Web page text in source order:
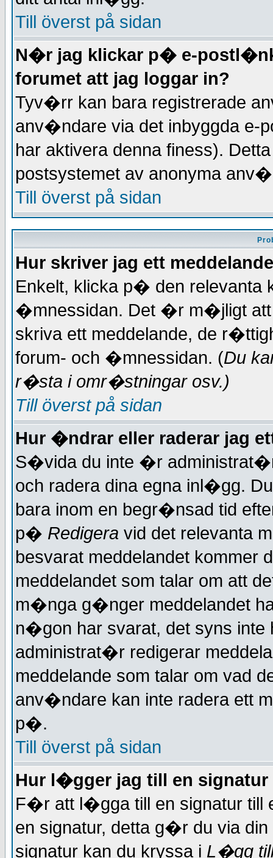
Till överst på sidan
N�r jag klickar p� e-
forumet att jag loggar in?
Tyv�rr kan bara registrerade
anv�ndare via det inbyggda e-
har aktivera denna finess).
postsystemet av anonyma
Till överst på sidan
Hur skriver jag ett
Enkelt, klicka p� den relevanta
�mnessidan. Det �r m�jligt att
skriva ett meddelande, de
forum- och �mnessidan. (Du
r�sta i omr�stningarosv.)
Till överst på sidan
Hur �ndrar eller raderar jag
S�vida du inte �r
och radera dina egna inl�gg.
bara inom en begr�nsad tid
p� Redigera vid det relevanta
besvarat meddelandet kommer
meddelandet som talar om att
m�nga g�nger meddelandet
n�gon har svarat, det syns inte
administrat�r redigerar
meddelande som talar om vad
anv�ndare kan inte radera ett
p�.
Till överst på sidan
Hur l�gger jag till en
F�r att l�gga till en signatur till
en signatur, detta g�r du via
signatur kan du kryssa i L�gg